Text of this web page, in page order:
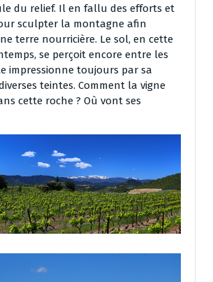
du relief. Il en fallu des efforts et
sculpter la montagne afin
terre nourricière. Le sol, en cette
se perçoit encore entre les
impressionne toujours par sa
teintes. Comment la vigne
cette roche ? Où vont ses